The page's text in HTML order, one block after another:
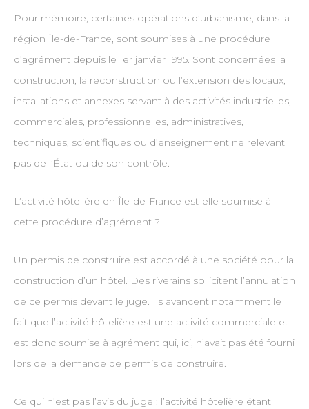
Pour mémoire, certaines opérations d’urbanisme, dans la
région Île-de-France, sont soumises à une procédure
d’agrément depuis le 1er janvier 1995. Sont concernées la
construction, la reconstruction ou l’extension des locaux,
installations et annexes servant à des activités industrielles,
commerciales, professionnelles, administratives,
techniques, scientifiques ou d’enseignement ne relevant
pas de l’État ou de son contrôle.
L’activité hôtelière en Île-de-France est-elle soumise à
cette procédure d’agrément ?
Un permis de construire est accordé à une société pour la
construction d’un hôtel. Des riverains sollicitent l’annulation
de ce permis devant le juge. Ils avancent notamment le
fait que l’activité hôtelière est une activité commerciale et
est donc soumise à agrément qui, ici, n’avait pas été fourni
lors de la demande de permis de construire.
Ce qui n’est pas l’avis du juge : l’activité hôtelière étant